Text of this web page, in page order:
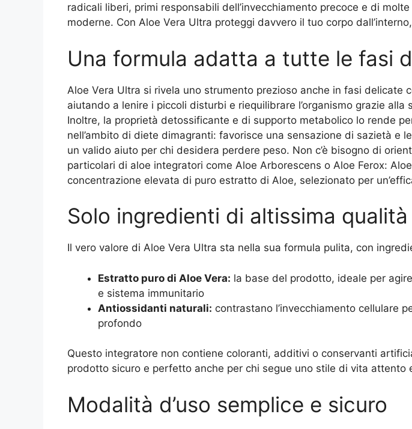
radicali liberi, primi responsabili dell’invecchiamento precoce e di
moderne. Con Aloe Vera Ultra proteggi davvero il tuo corpo
Una formula adatta a tutte le fasi
Aloe Vera Ultra si rivela uno strumento prezioso anche in fasi delicate
aiutando a lenire i piccoli disturbi e riequilibrare l’organismo grazie alla
Inoltre, la proprietà detossificante e di supporto metabolico lo rende
nell’ambito di diete dimagranti: favorisce una sensazione di sazietà e
un valido aiuto per chi desidera perdere peso. Non c’è bisogno di
particolari di aloe integratori come Aloe Arborescens o Aloe Ferox:
concentrazione elevata di puro estratto di Aloe, selezionato per
Solo ingredienti di altissima qualità
Il vero valore di Aloe Vera Ultra sta nella sua formula pulita, con
Estratto puro di Aloe Vera: la base del prodotto, ideale per
e sistema immunitario
Antiossidanti naturali: contrastano l’invecchiamento cellulare
profondo
Questo integratore non contiene coloranti, additivi o conservanti
prodotto sicuro e perfetto anche per chi segue uno stile di vita attento
Modalità d’uso semplice e sicuro